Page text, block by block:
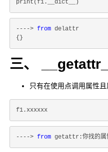
----> from delattr
三、
只有在使用点调用属性
----> from getattr:你找的属